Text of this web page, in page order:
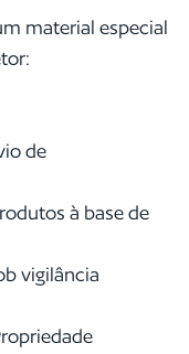
material especial
de
à base de
vigilância